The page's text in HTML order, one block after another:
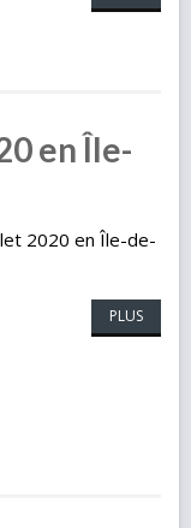
en Île-
2020 en Île-de-
PLUS